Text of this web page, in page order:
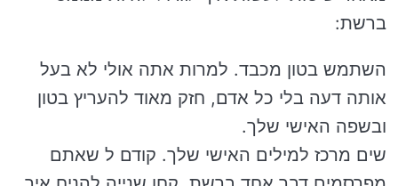
ברשת:
השתמש בטון מכבד. למרות אתה אולי לא בעל
אותה דעה בלי כל אדם, חזק מאוד להעריץ בטון
ובשפה האישי שלך.
שים מרכז למילים האישי שלך. קודם ל שאתם